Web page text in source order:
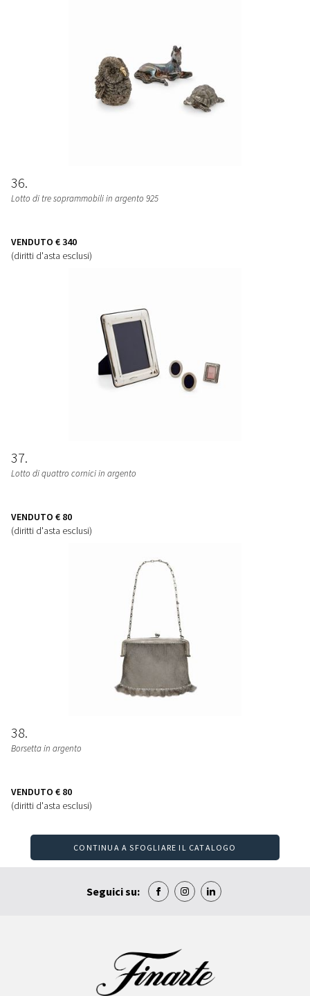
36
Lotto di tre soprammobili in argento 925
VENDUTO € 340
(diritti d'asta esclusi)
37
Lotto di quattro cornici in argento
VENDUTO € 80
(diritti d'asta esclusi)
38
Borsetta in argento
VENDUTO € 80
(diritti d'asta esclusi)
CONTINUA A SFOGLIARE IL CATALOGO
Seguici su: